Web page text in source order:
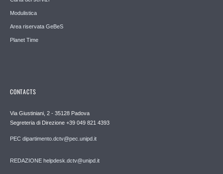
Modulistica
Area riservata GeBeS
Planet Time
CONTACTS
Via Giustiniani, 2 - 35128 Padova
Segreteria di Direzione +39 049 821 4393
PEC dipartimento.dctv@pec.unipd.it
REDAZIONE helpdesk.dctv@unipd.it